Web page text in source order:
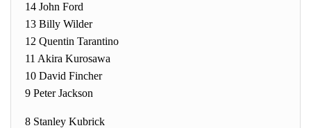
14 John Ford
13 Billy Wilder
12 Quentin Tarantino
11 Akira Kurosawa
10 David Fincher
9 Peter Jackson
8 Stanley Kubrick